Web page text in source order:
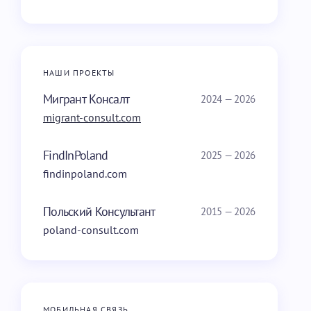
НАШИ ПРОЕКТЫ
Мигрант Консалт 2024 — 2026
migrant-consult.com
FindInPoland 2025 — 2026
findinpoland.com
Польский Консультант 2015 — 2026
poland-consult.com